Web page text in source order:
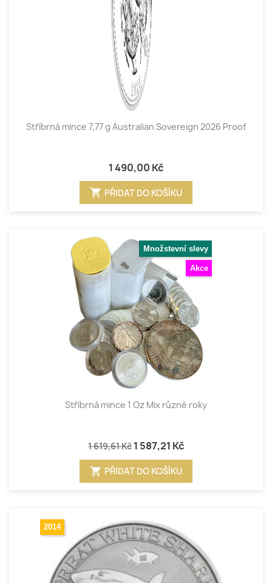
Stříbrná mince 7,77 g Australian Sovereign 2026 Proof
1 490,00 Kč
shopping_cart PŘIDAT DO KOŠÍKU
Množstevní slevy
Akce
Stříbrná mince 1 Oz Mix různé roky
1 619,61 Kč 1 587,21 Kč
shopping_cart PŘIDAT DO KOŠÍKU
2014